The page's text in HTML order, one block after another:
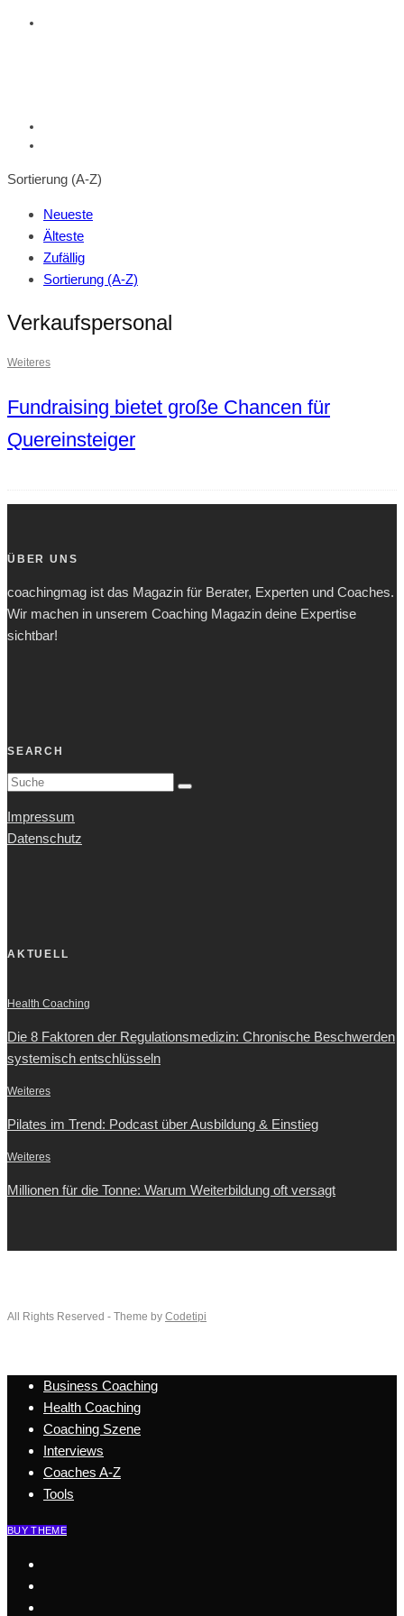
Sortierung (A-Z)
Neueste
Älteste
Zufällig
Sortierung (A-Z)
Verkaufspersonal
Weiteres
Fundraising bietet große Chancen für
Quereinsteiger
ÜBER UNS
coachingmag ist das Magazin für Berater, Experten und Coaches.
Wir machen in unserem Coaching Magazin deine Expertise
sichtbar!
SEARCH
Impressum
Datenschutz
AKTUELL
Health Coaching
Die 8 Faktoren der Regulationsmedizin: Chronische Beschwerden
systemisch entschlüsseln
Weiteres
Pilates im Trend: Podcast über Ausbildung & Einstieg
Weiteres
Millionen für die Tonne: Warum Weiterbildung oft versagt
All Rights Reserved - Theme by Codetipi
Business Coaching
Health Coaching
Coaching Szene
Interviews
Coaches A-Z
Tools
BUY THEME